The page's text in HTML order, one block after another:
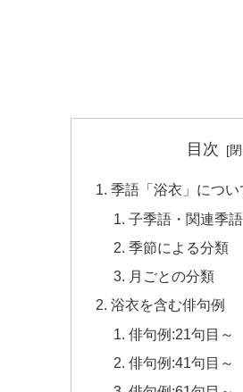
目次
季語「浴衣」につい
子季語・関連季
季節による分類
月ごとの分類
浴衣を含む俳句例
俳句例:21句目～
俳句例:41句目～